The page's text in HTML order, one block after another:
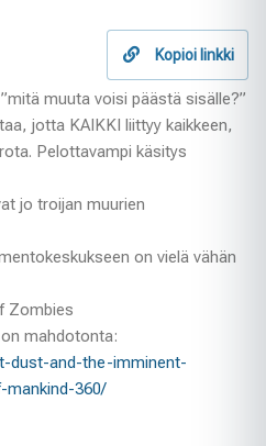
Kopioi linkki
muuta voisi päästä sisälle?”
jotta KAIKKI liittyy kaikkeen,
Pelottavampi käsitys
jo troijan muurien
on vielä vähän
Zombies
mahdotonta:
dust-and-the-imminent-
360/